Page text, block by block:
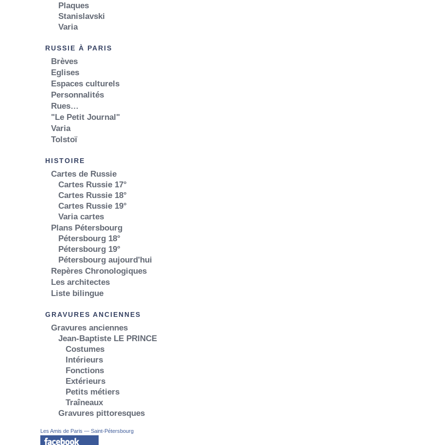
Plaques
Stanislavski
Varia
RUSSIE À PARIS
Brèves
Eglises
Espaces culturels
Personnalités
Rues…
"Le Petit Journal"
Varia
Tolstoï
HISTOIRE
Cartes de Russie
Cartes Russie 17°
Cartes Russie 18°
Cartes Russie 19°
Varia cartes
Plans Pétersbourg
Pétersbourg 18°
Pétersbourg 19°
Pétersbourg aujourd'hui
Repères Chronologiques
Les architectes
Liste bilingue
GRAVURES ANCIENNES
Gravures anciennes
Jean-Baptiste LE PRINCE
Costumes
Intérieurs
Fonctions
Extérieurs
Petits métiers
Traîneaux
Gravures pittoresques
Les Amis de Paris — Saint-Pétersbourg